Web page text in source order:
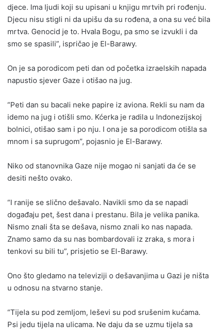
djece. Ima ljudi koji su upisani u knjigu mrtvih pri rođenju.
Djecu nisu stigli ni da upišu da su rođena, a ona su već bila
mrtva. Genocid je to. Hvala Bogu, pa smo se izvukli i da
smo se spasili”, ispričao je El-Barawy.
On je sa porodicom peti dan od početka izraelskih napada
napustio sjever Gaze i otišao na jug.
“Peti dan su bacali neke papire iz aviona. Rekli su nam da
idemo na jug i otišli smo. Kćerka je radila u Indonezijskoj
bolnici, otišao sam i po nju. I ona je sa porodicom otišla sa
mnom i sa suprugom”, pojasnio je El-Barawy.
Niko od stanovnika Gaze nije mogao ni sanjati da će se
desiti nešto ovako.
“I ranije se slično dešavalo. Navikli smo da se napadi
događaju pet, šest dana i prestanu. Bila je velika panika.
Nismo znali šta se dešava, nismo znali ko nas napada.
Znamo samo da su nas bombardovali iz zraka, s mora i
tenkovi su bili tu”, prisjetio se El-Barawy.
Ono što gledamo na televiziji o dešavanjima u Gazi je ništa
u odnosu na stvarno stanje.
“Tijela su pod zemljom, leševi su pod srušenim kućama.
Psi jedu tijela na ulicama. Ne daju da se uzmu tijela sa